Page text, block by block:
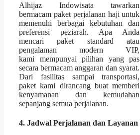
Alhijaz Indowisata tawarkan
bermacam paket perjalanan haji untuk
memenuhi berbagai kebutuhan dan
preferensi peziarah. Apa Anda
mencari paket standard atau
pengalaman modern VIP,
kami mempunyai pilihan yang pas
secara bermacam anggaran dan syarat.
Dari fasilitas sampai transportasi,
paket kami dirancang buat memberi
kenyamanan dan kemudahan
sepanjang semua perjalanan.
4. Jadwal Perjalanan dan Layanan